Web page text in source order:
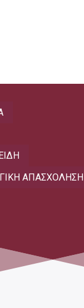
ΑΠΑΣΧΟΛΗΣΗ